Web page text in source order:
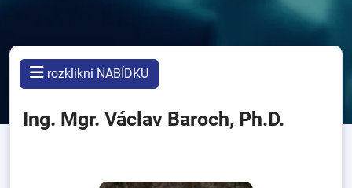
rozklikni NABÍDKU
Ing. Mgr. Václav Baroch, Ph.D.